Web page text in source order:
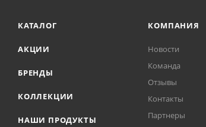
КАТАЛОГ
АКЦИИ
БРЕНДЫ
КОЛЛЕКЦИИ
НАШИ ПРОДУКТЫ
КОМПАНИЯ
Новости
Команда
Отзывы
Контакты
Партнеры